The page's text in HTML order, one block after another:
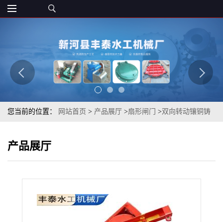
您当前的位置： 网站首页 > 产品展厅 >扇形闸门 >双向转动镶铜铸
产品展厅